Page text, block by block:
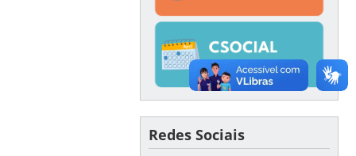
Redes Sociais